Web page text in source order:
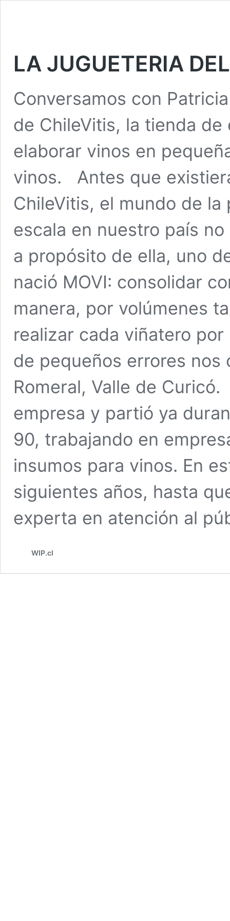
LA JUGUETERIA
Conversamos con
de ChileVitis, la tienda
elaborar vinos en
vinos. Antes que
ChileVitis, el mundo de
escala en nuestro país
a propósito de ella, uno
nació MOVI: consolidar
manera, por volúmenes
realizar cada viñatero
de pequeños errores
Romeral, Valle de
empresa y partió ya
90, trabajando en
insumos para vinos. En
siguientes años, hasta
experta en atención al
WIP.cl